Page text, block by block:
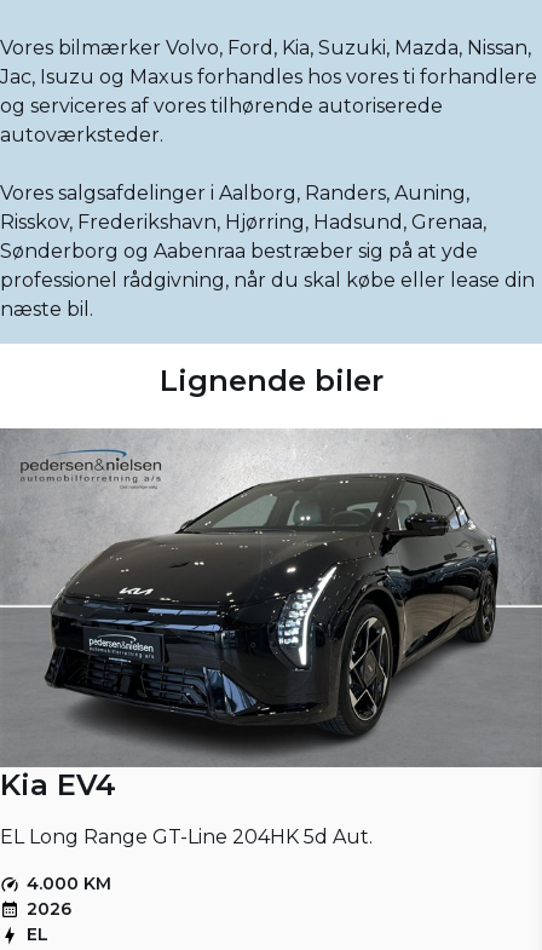
Vores bilmærker Volvo, Ford, Kia, Suzuki, Mazda, Nissan,
Jac, Isuzu og Maxus forhandles hos vores ti forhandlere
og serviceres af vores tilhørende autoriserede
autoværksteder.
Vores salgsafdelinger i Aalborg, Randers, Auning,
Risskov, Frederikshavn, Hjørring, Hadsund, Grenaa,
Sønderborg og Aabenraa bestræber sig på at yde
professionel rådgivning, når du skal købe eller lease din
næste bil.
Lignende biler
Kia EV4
EL Long Range GT-Line 204HK 5d Aut.
4.000 KM
2026
EL